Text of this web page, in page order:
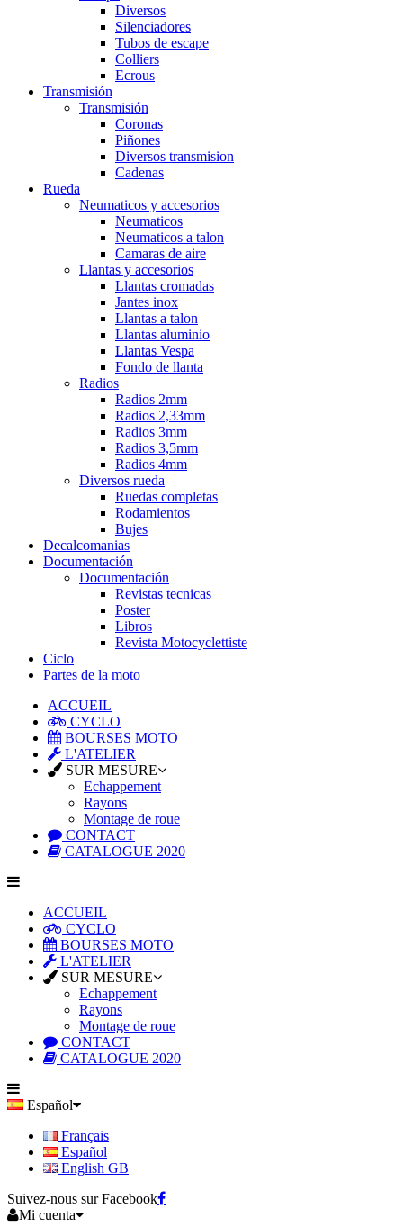
Diversos
Silenciadores
Tubos de escape
Colliers
Ecrous
Transmisión
Transmisión
Coronas
Piñones
Diversos transmision
Cadenas
Rueda
Neumaticos y accesorios
Neumaticos
Neumaticos a talon
Camaras de aire
Llantas y accesorios
Llantas cromadas
Jantes inox
Llantas a talon
Llantas aluminio
Llantas Vespa
Fondo de llanta
Radios
Radios 2mm
Radios 2,33mm
Radios 3mm
Radios 3,5mm
Radios 4mm
Diversos rueda
Ruedas completas
Rodamientos
Bujes
Decalcomanias
Documentación
Documentación
Revistas tecnicas
Poster
Libros
Revista Motocyclettiste
Ciclo
Partes de la moto
ACCUEIL
CYCLO
BOURSES MOTO
L'ATELIER
SUR MESURE
Echappement
Rayons
Montage de roue
CONTACT
CATALOGUE 2020
ACCUEIL
CYCLO
BOURSES MOTO
L'ATELIER
SUR MESURE
Echappement
Rayons
Montage de roue
CONTACT
CATALOGUE 2020
Español
Français
Español
English GB
Suivez-nous sur Facebook
Mi cuenta